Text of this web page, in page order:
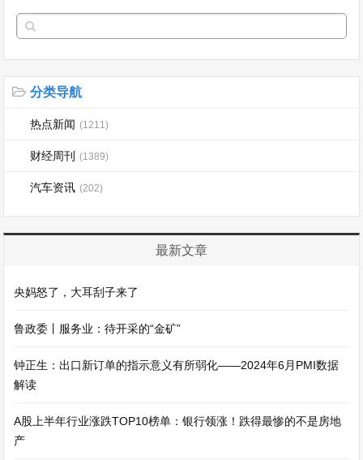
分类导航
热点新闻 (1211)
财经周刊 (1389)
汽车资讯 (202)
最新文章
央妈怒了，大耳刮子来了
鲁政委丨服务业：待开采的“金矿”
钟正生：出口新订单的指示意义有所弱化——2024年6月PMI数据
解读
A股上半年行业涨跌TOP10榜单：银行领涨！跌得最惨的不是房地
产